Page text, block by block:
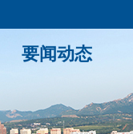
要闻动态